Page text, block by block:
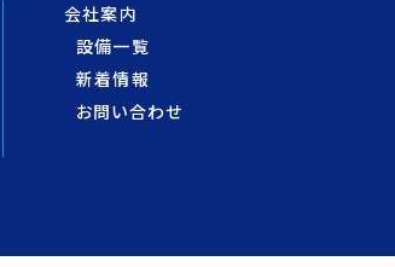
会社案内
設備一覧
新着情報
お問い合わせ